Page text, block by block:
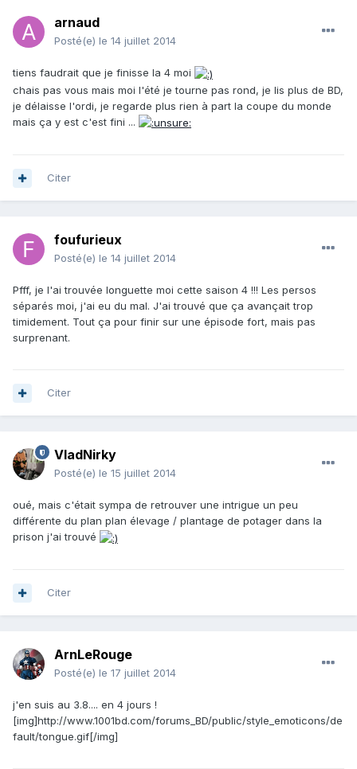
arnaud
Posté(e) le 14 juillet 2014
tiens faudrait que je finisse la 4 moi
chais pas vous mais moi l'été je tourne pas rond, je lis plus de BD,
je délaisse l'ordi, je regarde plus rien à part la coupe du monde
mais ça y est c'est fini ...
Citer
foufurieux
Posté(e) le 14 juillet 2014
Pfff, je l'ai trouvée longuette moi cette saison 4 !!! Les persos
séparés moi, j'ai eu du mal. J'ai trouvé que ça avançait trop
timidement. Tout ça pour finir sur une épisode fort, mais pas
surprenant.
Citer
VladNirky
Posté(e) le 15 juillet 2014
oué, mais c'était sympa de retrouver une intrigue un peu
différente du plan plan élevage / plantage de potager dans la
prison j'ai trouvé
Citer
ArnLeRouge
Posté(e) le 17 juillet 2014
j'en suis au 3.8.... en 4 jours !
[img]http://www.1001bd.com/forums_BD/public/style_emoticons/de
fault/tongue.gif[/img]